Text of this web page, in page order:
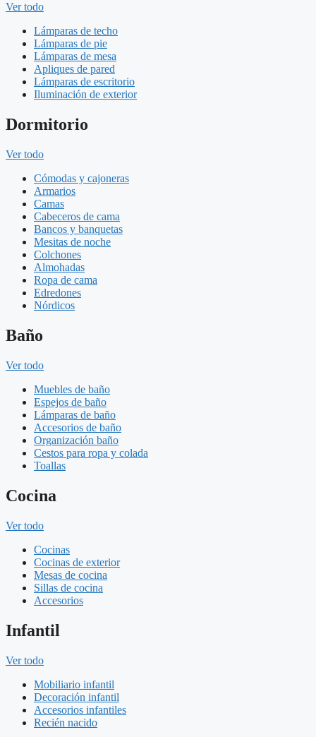
Ver todo
Lámparas de techo
Lámparas de pie
Lámparas de mesa
Apliques de pared
Lámparas de escritorio
Iluminación de exterior
Dormitorio
Ver todo
Cómodas y cajoneras
Armarios
Camas
Cabeceros de cama
Bancos y banquetas
Mesitas de noche
Colchones
Almohadas
Ropa de cama
Edredones
Nórdicos
Baño
Ver todo
Muebles de baño
Espejos de baño
Lámparas de baño
Accesorios de baño
Organización baño
Cestos para ropa y colada
Toallas
Cocina
Ver todo
Cocinas
Cocinas de exterior
Mesas de cocina
Sillas de cocina
Accesorios
Infantil
Ver todo
Mobiliario infantil
Decoración infantil
Accesorios infantiles
Recién nacido